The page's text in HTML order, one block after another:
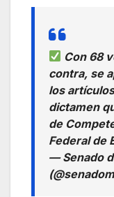
Con 68
contra, se
los
dictamen
de
Federal de
— Senado